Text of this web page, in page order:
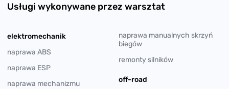
Usługi wykonywane przez warsztat
elektromechanik
naprawa ABS
naprawa ESP
naprawa mechanizmu
naprawa manualnych skrzyń
biegów
remonty silników
off-road